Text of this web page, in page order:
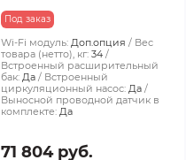
Под заказ
Wi-Fi модуль: Доп.опция
Вес
товара (нетто), кг: 34
Встроенный расширительный
бак: Да
Встроенный
циркуляционный насос: Да
Выносной проводной датчик в
комплекте: Да
71 804 руб.